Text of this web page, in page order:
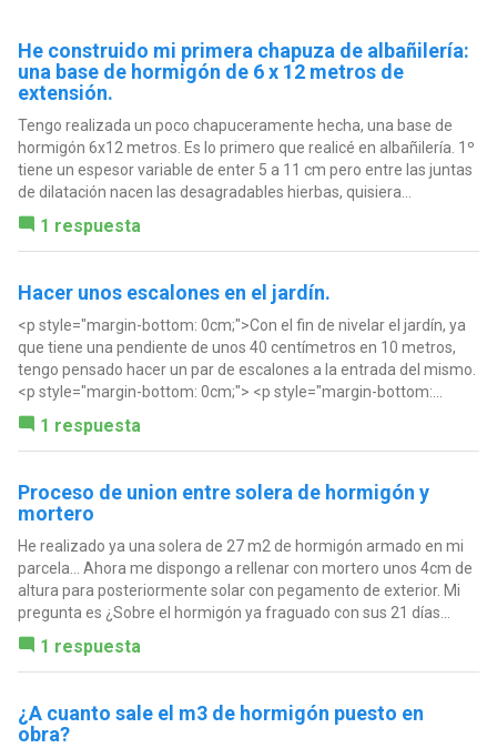
He construido mi primera chapuza de albañilería:
una base de hormigón de 6 x 12 metros de
extensión.
Tengo realizada un poco chapuceramente hecha, una base de
hormigón 6x12 metros. Es lo primero que realicé en albañilería. 1º
tiene un espesor variable de enter 5 a 11 cm pero entre las juntas
de dilatación nacen las desagradables hierbas, quisiera...
1 respuesta
Hacer unos escalones en el jardín.
<p style="margin-bottom: 0cm;">Con el fin de nivelar el jardín, ya
que tiene una pendiente de unos 40 centímetros en 10 metros,
tengo pensado hacer un par de escalones a la entrada del mismo.
<p style="margin-bottom: 0cm;"> <p style="margin-bottom:...
1 respuesta
Proceso de union entre solera de hormigón y
mortero
He realizado ya una solera de 27 m2 de hormigón armado en mi
parcela... Ahora me dispongo a rellenar con mortero unos 4cm de
altura para posteriormente solar con pegamento de exterior. Mi
pregunta es ¿Sobre el hormigón ya fraguado con sus 21 días...
1 respuesta
¿A cuanto sale el m3 de hormigón puesto en
obra?